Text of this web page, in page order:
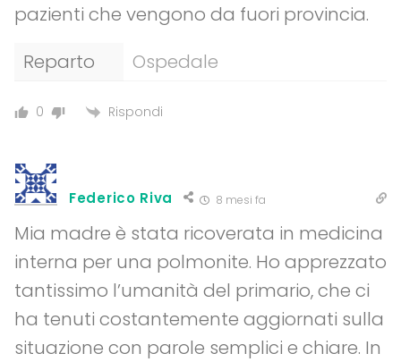
pazienti che vengono da fuori provincia.
Reparto
Ospedale
0 Rispondi
Federico Riva 8 mesi fa
Mia madre è stata ricoverata in medicina
interna per una polmonite. Ho apprezzato
tantissimo l’umanità del primario, che ci
ha tenuti costantemente aggiornati sulla
situazione con parole semplici e chiare. In